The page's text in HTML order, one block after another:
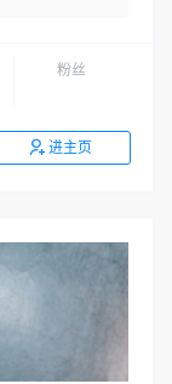
粉丝
进主页